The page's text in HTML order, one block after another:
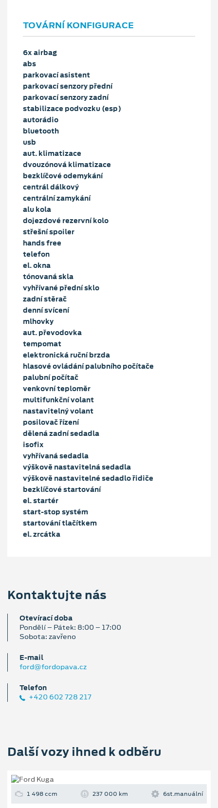
TOVÁRNÍ KONFIGURACE
6x airbag
abs
parkovací asistent
parkovací senzory přední
parkovací senzory zadní
stabilizace podvozku (esp)
autorádio
bluetooth
usb
aut. klimatizace
dvouzónová klimatizace
bezklíčové odemykání
centrál dálkový
centrální zamykání
alu kola
dojezdové rezervní kolo
střešní spoiler
hands free
telefon
el. okna
tónovaná skla
vyhřívané přední sklo
zadní stěrač
denní svícení
mlhovky
aut. převodovka
tempomat
elektronická ruční brzda
hlasové ovládání palubního počítače
palubní počítač
venkovní teploměr
multifunkční volant
nastavitelný volant
posilovač řízení
dělená zadní sedadla
isofix
vyhřívaná sedadla
výškově nastavitelná sedadla
výškově nastavitelné sedadlo řidiče
bezklíčové startování
el. startér
start-stop systém
startování tlačítkem
el. zrcátka
Kontaktujte nás
Otevírací doba
Pondělí – Pátek: 8:00 – 17:00
Sobota: zavřeno
E‑mail
ford@fordopava.cz
Telefon
+420 602 728 217
Další vozy ihned k odběru
1 498 ccm 237 000 km 6st.manuální